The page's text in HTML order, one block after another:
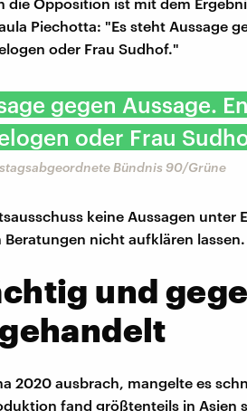
Piechotta: "Es steht Aussage
oder Frau Sudhof."
gegen Aussage.
oder Frau
Bündnis 90/Grüne
keine Aussagen unter
nicht aufklären lassen.
und
2020 ausbrach, mangelte es
fand größtenteils in Asien